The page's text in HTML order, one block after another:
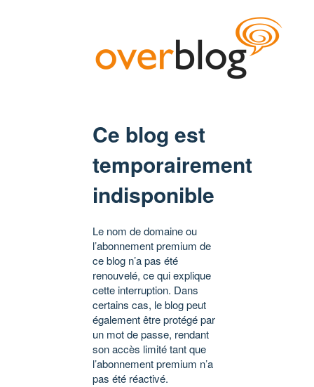
Ce blog est
temporairement
indisponible
Le nom de domaine ou
l’abonnement premium de
ce blog n’a pas été
renouvelé, ce qui explique
cette interruption. Dans
certains cas, le blog peut
également être protégé par
un mot de passe, rendant
son accès limité tant que
l’abonnement premium n’a
pas été réactivé.